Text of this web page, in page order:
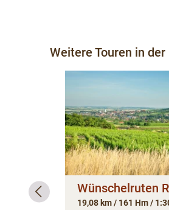
Weitere Touren in
Wünschelruten
19,08 km / 161 Hm /